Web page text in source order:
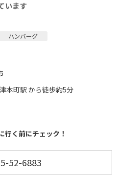
います
ハンバーグ
本町駅 から徒歩約5分
行く前にチェック！
52-6883